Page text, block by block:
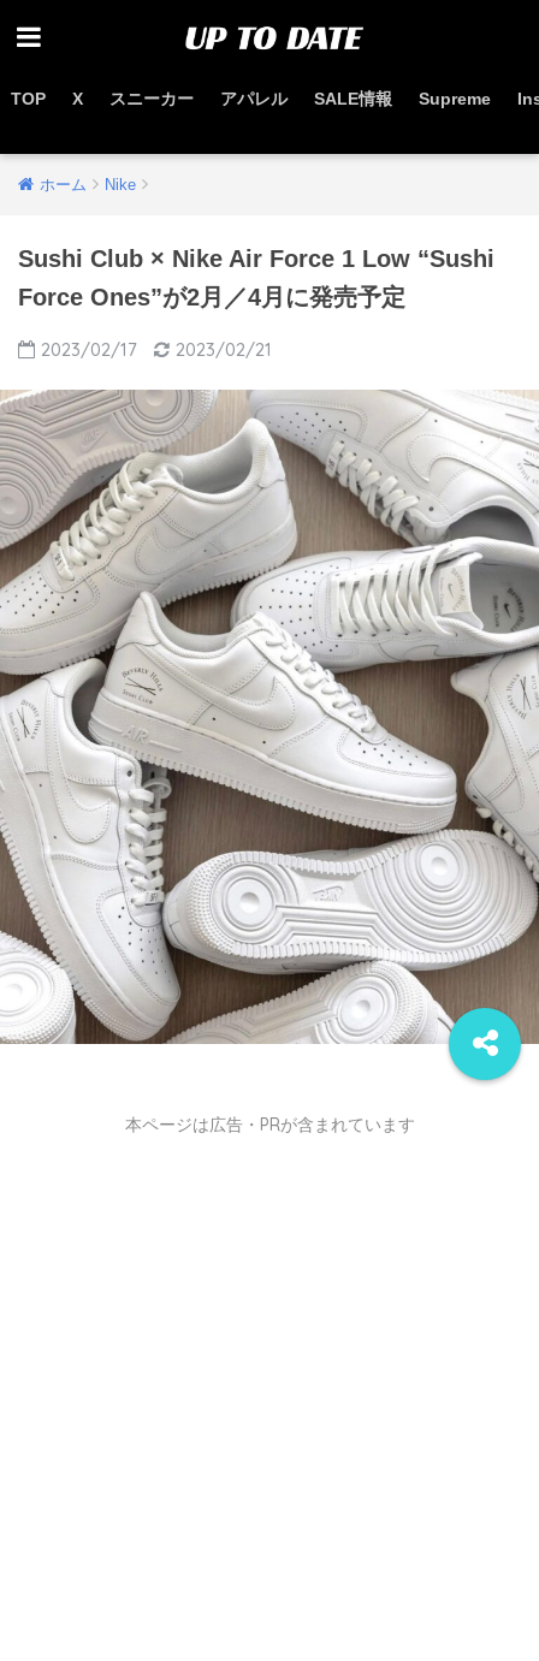
TOP X スニーカー アパレル SALE情報 Supreme
ホーム Nike
Sushi Club × Nike Air Force 1 Low “Sushi
Force Ones”が2月／4月に発売予定
2023/02/17 2023/02/21
本ページは広告・PRが含まれています